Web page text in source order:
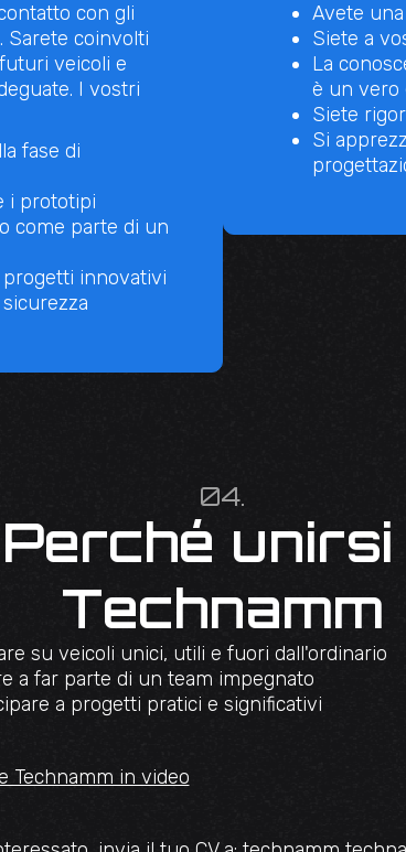
con gli
Sarete coinvolti
veicoli e
I vostri
fase di
i prototipi
come parte di un
innovativi
Avete
Siete a
La
è un vero
Siete
Si
04.
Perché unirsi
Technamm
su veicoli unici, utili e fuori dall'ordinario
a far parte di un team impegnato
a progetti pratici e significativi
Technamm in video